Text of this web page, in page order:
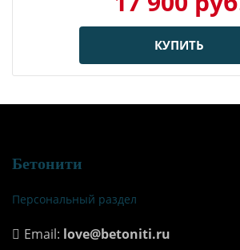
КУПИТЬ
Бетонити
Персональный раздел
Email: love@betoniti.ru